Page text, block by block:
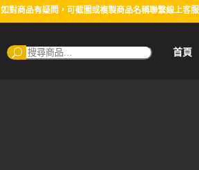
如對商品有疑問，可截圖或複製商品名稱聯繫線上客
搜
尋：
首頁